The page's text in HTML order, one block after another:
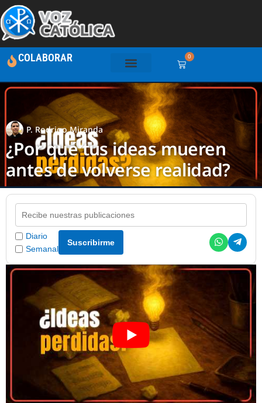
COLABORAR 0
P. Rodrigo Miranda
¿Por qué tus ideas mueren
antes de volverse realidad?
Diario
Semanal
Suscribirme